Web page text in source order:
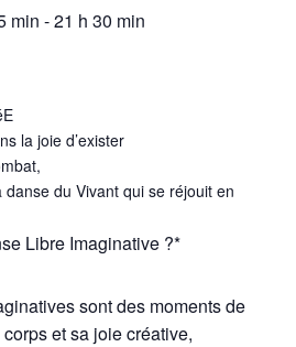
min -21 h 30 min
la joie d’exister
du Vivant qui se réjouit en
Libre Imaginative ?*
sont des moments de
et sa joie créative,